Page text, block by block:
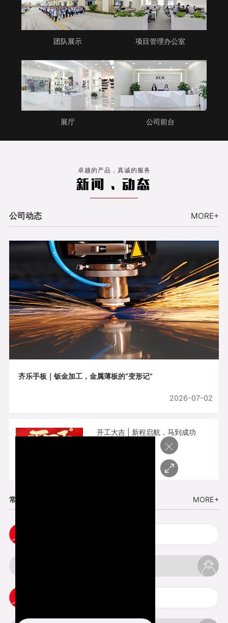
团队展示 项目管理办公室
展厅 公司前台
卓越的产品，真诚的服务
新闻 . 动态
公司动态 MORE+
齐乐手板｜钣金加工，金属薄板的“变形记”
2026-07-02
开工大吉 | 新程启航，马到成功
常见问题 MORE+
×